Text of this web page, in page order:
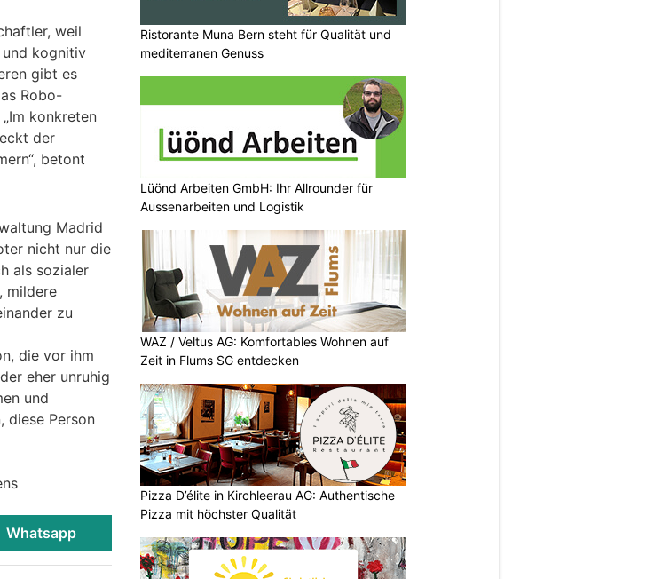
weil
kognitiv
gibt es
Robo-
konkreten
der
betont
Madrid
nicht nur die
als sozialer
mildere
zu
die vor ihm
eher unruhig
und
diese Person
Whatsapp
Ristorante Muna Bern steht für Qualität und
mediterranen Genuss
Lüönd Arbeiten GmbH: Ihr Allrounder für
Aussenarbeiten und Logistik
WAZ / Veltus AG: Komfortables Wohnen auf
Zeit in Flums SG entdecken
Pizza D’élite in Kirchleerau AG: Authentische
Pizza mit höchster Qualität